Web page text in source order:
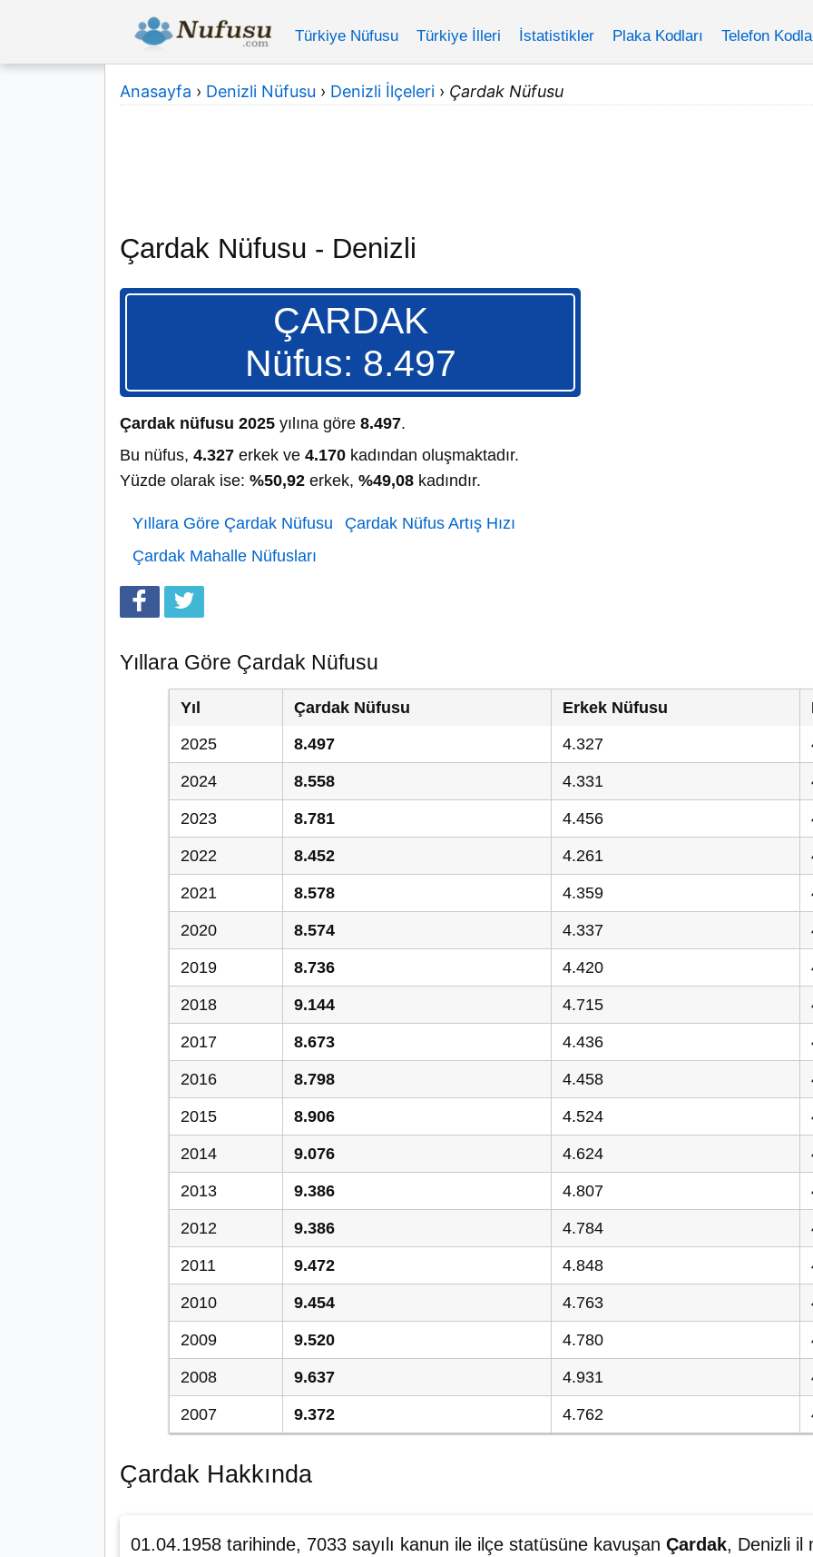
Türkiye Nüfusu Türkiye İlleri İstatistikler Plaka Kodları Telefon
Anasayfa › Denizli Nüfusu › Denizli İlçeleri › Çardak Nüfusu
Çardak Nüfusu - Denizli
ÇARDAK
Nüfus: 8.497
Çardak nüfusu 2025 yılına göre 8.497.
Bu nüfus, 4.327 erkek ve 4.170 kadından oluşmaktadır.
Yüzde olarak ise: %50,92 erkek, %49,08 kadındır.
Yıllara Göre Çardak Nüfusu
Çardak Nüfus Artış Hızı
Çardak Mahalle Nüfusları
Yıllara Göre Çardak Nüfusu
Yıl Çardak Nüfusu Erkek Nüfusu
2025
8.497 4.327
2024 8.558 4.331
2023 8.781 4.456
2022 8.452 4.261
2021 8.578 4.359
2020 8.574 4.337
2019 8.736 4.420
2018 9.144 4.715
2017 8.673 4.436
2016 8.798 4.458
2015 8.906 4.524
2014 9.076 4.624
2013 9.386 4.807
2012 9.386 4.784
2011 9.472 4.848
2010 9.454 4.763
2009 9.520 4.780
2008 9.637 4.931
2007 9.372 4.762
Çardak Hakkında
01.04.1958 tarihinde, 7033 sayılı kanun ile ilçe statüsüne kavuşan Çardak, Denizli il